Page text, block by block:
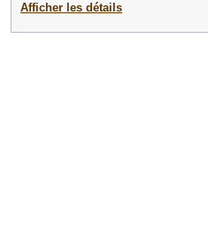
Afficher les détails